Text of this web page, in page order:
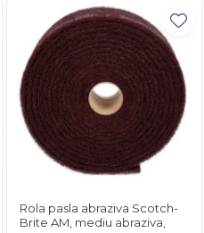
Rola pasla abraziva Scotch-
Brite AM, mediu abraziva,